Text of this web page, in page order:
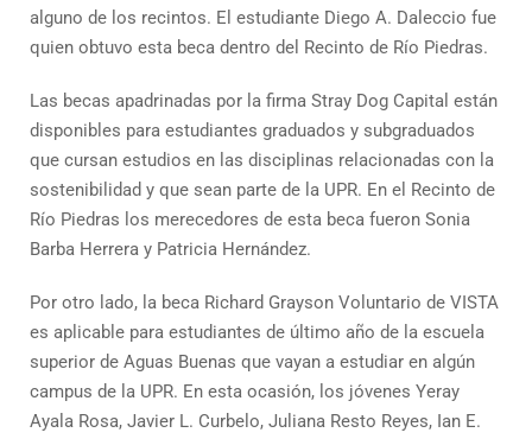
alguno de los recintos. El estudiante Diego A. Daleccio fue
quien obtuvo esta beca dentro del Recinto de Río Piedras.
Las becas apadrinadas por la firma Stray Dog Capital están
disponibles para estudiantes graduados y subgraduados
que cursan estudios en las disciplinas relacionadas con la
sostenibilidad y que sean parte de la UPR. En el Recinto de
Río Piedras los merecedores de esta beca fueron Sonia
Barba Herrera y Patricia Hernández.
Por otro lado, la beca Richard Grayson Voluntario de VISTA
es aplicable para estudiantes de último año de la escuela
superior de Aguas Buenas que vayan a estudiar en algún
campus de la UPR. En esta ocasión, los jóvenes Yeray
Ayala Rosa, Javier L. Curbelo, Juliana Resto Reyes, Ian E.